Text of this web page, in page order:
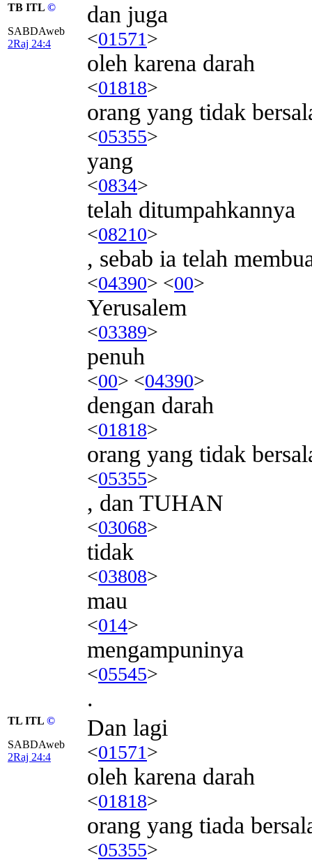
TB ITL ©
SABDAweb
2Raj 24:4
dan juga
<01571>
oleh karena darah
<01818>
orang yang tidak
<05355>
yang
<0834>
telah ditumpahkannya
<08210>
, sebab ia telah
<04390> <00>
Yerusalem
<03389>
penuh
<00> <04390>
dengan darah
<01818>
orang yang tidak
<05355>
, dan TUHAN
<03068>
tidak
<03808>
mau
<014>
mengampuninya
<05545>
.
TL ITL ©
SABDAweb
2Raj 24:4
Dan lagi
<01571>
oleh karena darah
<01818>
orang yang tiada
<05355>